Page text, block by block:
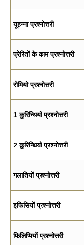
यूहन्ना प्रश्नोत्तरी
प्रेरितों के काम प्रश्नोत्तरी
रोमियो प्रश्नोत्तरी
1 कुरिन्थियों प्रश्नोत्तरी
2 कुरिन्थियों प्रश्नोत्तरी
गलातियों प्रश्नोत्तरी
इफिसियों प्रश्नोत्तरी
फिलिप्पियों प्रश्नोत्तरी